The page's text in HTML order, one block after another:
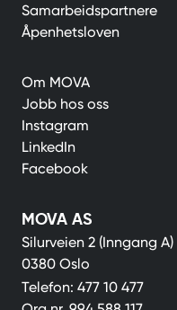
Samarbeidspartnere
Åpenhetsloven
Om MOVA
Jobb hos oss
Instagram
LinkedIn
Facebook
MOVA AS
Silurveien 2 (Inngang A)
0380 Oslo
Telefon: 477 10 477